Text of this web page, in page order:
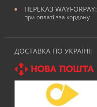
ПЕРЕКАЗ WAYFORPAY:
при оплаті зза кордону
ДОСТАВКА ПО УКРАЇНІ: